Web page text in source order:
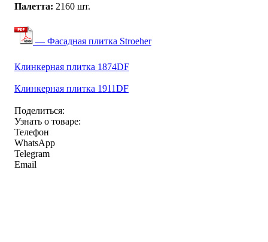
Палетта: 2160 шт.
— Фасадная плитка Stroeher
Клинкерная плитка 1874DF
Клинкерная плитка 1911DF
Поделиться:
Узнать о товаре:
Телефон
WhatsApp
Telegram
Email